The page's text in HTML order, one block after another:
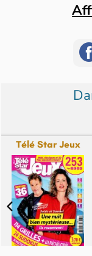
Télé Star Jeux